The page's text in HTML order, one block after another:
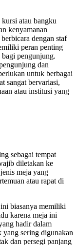
atau bangku
kenyamanan
dengan staf
peran penting
pengunjung.
dan
untuk berbagai
sangat bervariasi,
atau institusi yang
sebagai tempat
diletakan ke
meja yang
atau rapat di
biasanya memiliki
karena meja ini
hadir dalam
yang sering digunakan
dan persegi panjang